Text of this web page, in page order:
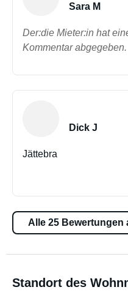
Sara M
Der:die Mieter:in hat
Kommentar abgegeben.
Dick J
Jättebra
Alle 25 Bewertungen
Standort des